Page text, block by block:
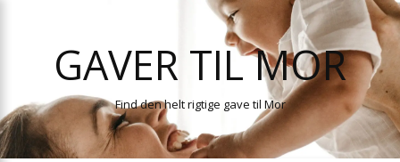
GAVER TIL MOR
Find den helt rigtige gave til Mor